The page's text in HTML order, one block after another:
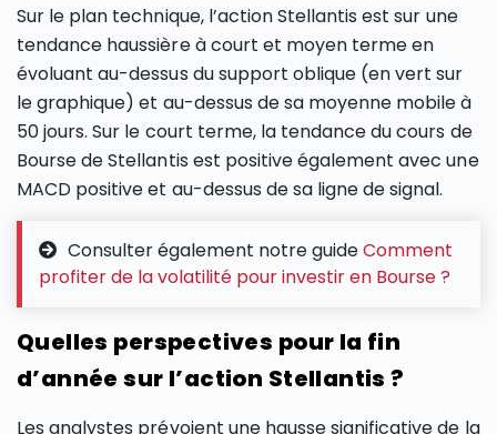
Sur le plan technique, l’action Stellantis est sur une
tendance haussière à court et moyen terme en
évoluant au-dessus du support oblique (en vert sur
le graphique) et au-dessus de sa moyenne mobile à
50 jours. Sur le court terme, la tendance du cours de
Bourse de Stellantis est positive également avec une
MACD positive et au-dessus de sa ligne de signal.
Consulter également notre guideComment
profiter de la volatilité pour investir en Bourse ?
Quelles perspectives pour la fin
d’année sur l’action Stellantis ?
Les analystes prévoient une hausse significative de la